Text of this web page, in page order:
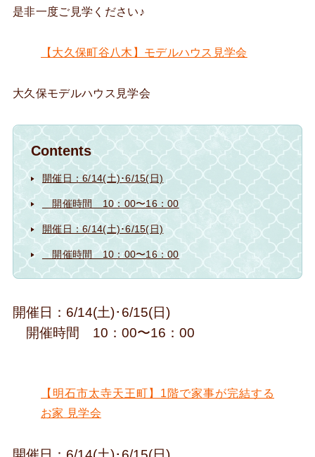
是非一度ご見学ください♪
【大久保町谷八木】モデルハウス見学会
大久保モデルハウス見学会
Contents
開催日：6/14(土)･6/15(日)
開催時間 10：00〜16：00
開催日：6/14(土)･6/15(日)
開催時間 10：00〜16：00
開催日：6/14(土)･6/15(日)
開催時間 10：00〜16：00
【明石市太寺天王町】1階で家事が完結する
お家 見学会